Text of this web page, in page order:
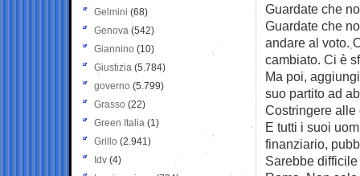
Guardate che
Guardate che
andare al voto.
cambiato. Ci è
Ma poi,
suo partito ad
Costringere
E tutti i suoi
finanziario,
Sarebbe
Gelmini (68)
Genova (542)
Giannino (10)
Giustizia (5.784)
governo (5.799)
Grasso (22)
Green Italia (1)
Grillo (2.941)
Idv (4)